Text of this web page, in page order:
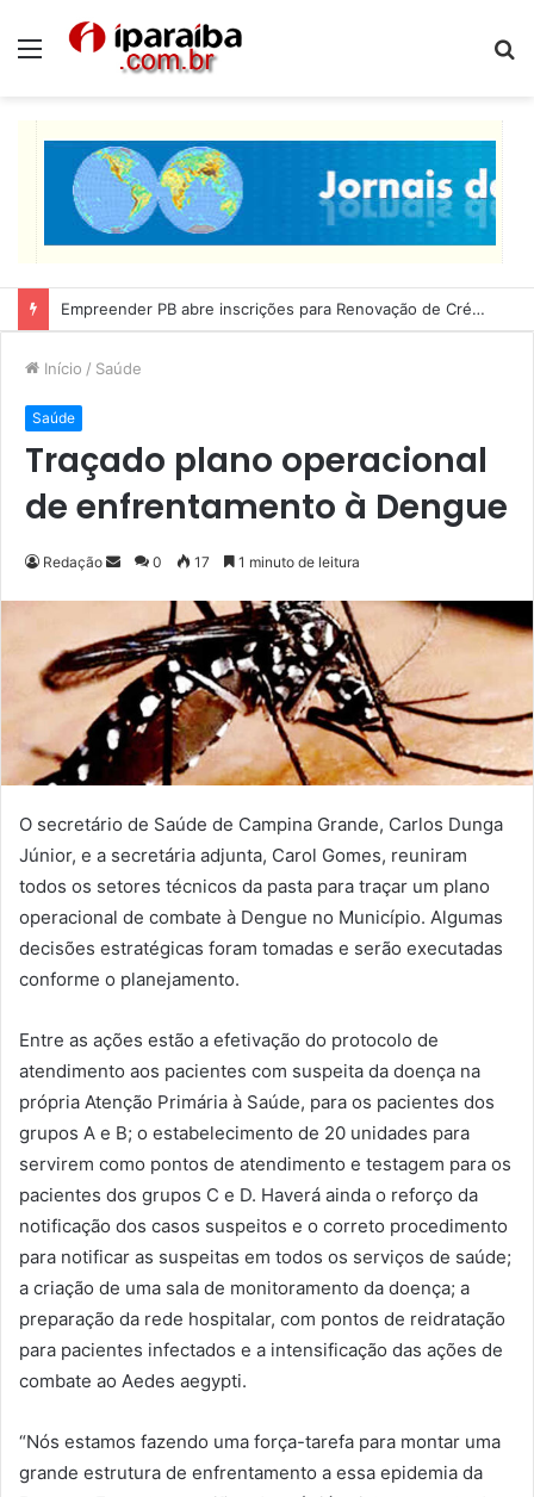
Menu
Lucas Ribeiro inspeciona obras da última etapa do Centro de Convenções
Início / Saúde
Saúde
Traçado plano operacional
de enfrentamento à Dengue
Redação
d
e
m
-
m
a
0 17 1 minuto de leitura
O secretário de Saúde de Campina Grande, Carlos Dunga
Júnior, e a secretária adjunta, Carol Gomes, reuniram
todos os setores técnicos da pasta para traçar um plano
operacional de combate à Dengue no Município. Algumas
decisões estratégicas foram tomadas e serão executadas
conforme o planejamento.
Entre as ações estão a efetivação do protocolo de
atendimento aos pacientes com suspeita da doença na
própria Atenção Primária à Saúde, para os pacientes dos
grupos A e B; o estabelecimento de 20 unidades para
servirem como pontos de atendimento e testagem para os
pacientes dos grupos C e D. Haverá ainda o reforço da
notificação dos casos suspeitos e o correto procedimento
para notificar as suspeitas em todos os serviços de saúde;
a criação de uma sala de monitoramento da doença; a
preparação da rede hospitalar, com pontos de reidratação
para pacientes infectados e a intensificação das ações de
combate ao Aedes aegypti.
“Nós estamos fazendo uma força-tarefa para montar uma
grande estrutura de enfrentamento a essa epidemia da